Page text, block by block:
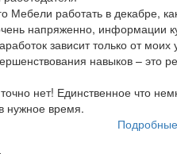
Мебели работать в декабре,
напряженно, информации
зависит только от
навыков – это
точно нет! Единственное что
нужное время.